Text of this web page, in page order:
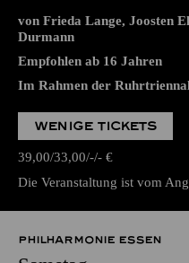
von Frieda Lange, Joosten
Durmann
Empfohlen ab 16 Jahren
Im Rahmen der
WENIGE TICKETS
39,00 33,00 - - €
Die Veranstaltung ist vom
PHILHARMONIE ESSEN